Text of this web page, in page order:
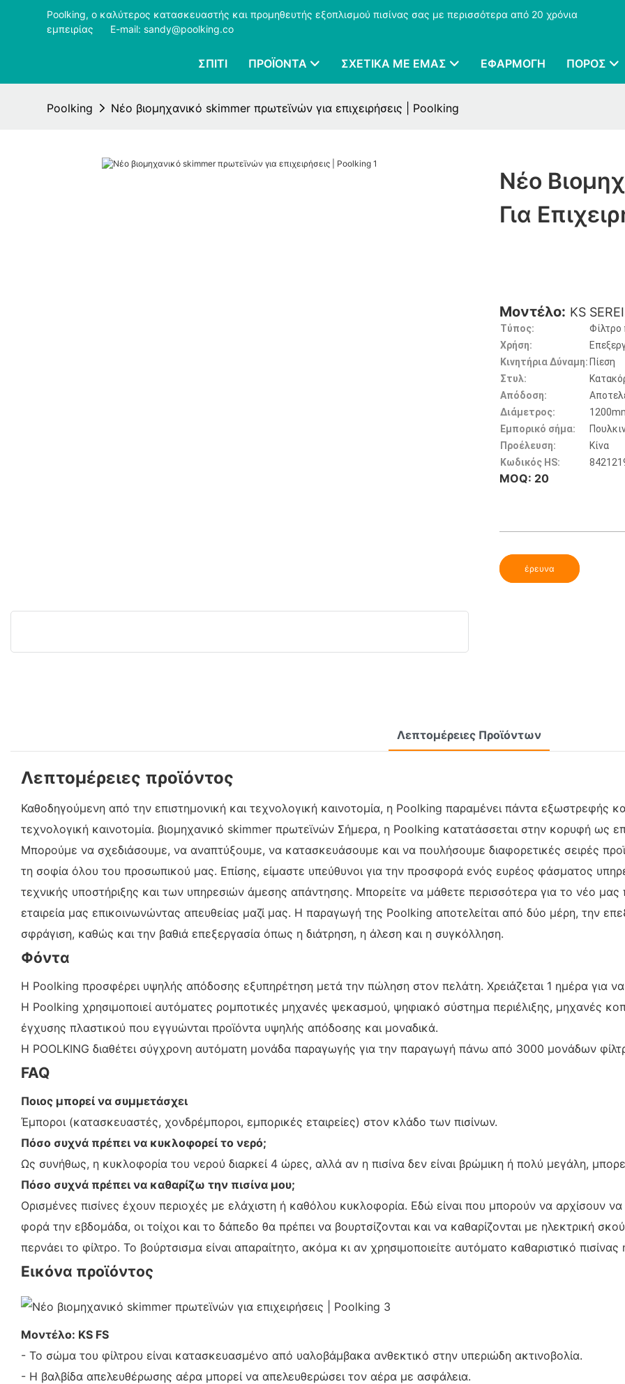
Poolking, ο καλύτερος κατασκευαστής και προμηθευτής εξοπλισμού πισίνας σας με περισσότερα από 20 χρόνια
εμπειρίας
E-mail: sandy@poolking.co
ΣΠΊΤΙ ΠΡΟΪΌΝΤΑ ΣΧΕΤΙΚΆ ΜΕ ΕΜΆΣ ΕΦΑΡΜΟΓΉ ΠΌΡΟΣ
Poolking Νέο βιομηχανικό skimmer πρωτεϊνών για επιχειρήσεις | Poolking
Νέο
Για
Μοντέλο: KS
Τύπος:
Φίλτρο
Χρήση:
Κινητήρια Δύναμη: Πίεση
Στυλ:
Απόδοση:
Διάμετρος:
Εμπορικό σήμα:
Προέλευση:
Κίνα
Κωδικός HS:
MOQ: 20
έρευνα
Λεπτομέρειες Προϊόντων
Λεπτομέρειες προϊόντος
Καθοδηγούμενη από την επιστημονική και τεχνολογική καινοτομία, η Poolking παραμένει πάντα εξωστρεφής
τεχνολογική καινοτομία. βιομηχανικό skimmer πρωτεϊνών Σήμερα, η Poolking κατατάσσεται στην κορυφή ως
Μπορούμε να σχεδιάσουμε, να αναπτύξουμε, να κατασκευάσουμε και να πουλήσουμε διαφορετικές σειρές
τη σοφία όλου του προσωπικού μας. Επίσης, είμαστε υπεύθυνοι για την προσφορά ενός ευρέος φάσματος
τεχνικής υποστήριξης και των υπηρεσιών άμεσης απάντησης. Μπορείτε να μάθετε περισσότερα για το νέο
εταιρεία μας επικοινωνώντας απευθείας μαζί μας. Η παραγωγή της Poolking αποτελείται από δύο μέρη, την
σφράγιση, καθώς και την βαθιά επεξεργασία όπως η διάτρηση, η άλεση και η συγκόλληση.
Φόντα
Η Poolking προσφέρει υψηλής απόδοσης εξυπηρέτηση μετά την πώληση στον πελάτη. Χρειάζεται 1 ημέρα για
Η Poolking χρησιμοποιεί αυτόματες ρομποτικές μηχανές ψεκασμού, ψηφιακό σύστημα περιέλιξης, μηχανές
έγχυσης πλαστικού που εγγυώνται προϊόντα υψηλής απόδοσης και μοναδικά.
Η POOLKING διαθέτει σύγχρονη αυτόματη μονάδα παραγωγής για την παραγωγή πάνω από 3000 μονάδων
FAQ
Ποιος μπορεί να συμμετάσχει
Έμποροι (κατασκευαστές, χονδρέμποροι, εμπορικές εταιρείες) στον κλάδο των πισίνων.
Πόσο συχνά πρέπει να κυκλοφορεί το νερό;
Ως συνήθως, η κυκλοφορία του νερού διαρκεί 4 ώρες, αλλά αν η πισίνα δεν είναι βρώμικη ή πολύ μεγάλη,
Πόσο συχνά πρέπει να καθαρίζω την πισίνα μου;
Ορισμένες πισίνες έχουν περιοχές με ελάχιστη ή καθόλου κυκλοφορία. Εδώ είναι που μπορούν να αρχίσουν
φορά την εβδομάδα, οι τοίχοι και το δάπεδο θα πρέπει να βουρτσίζονται και να καθαρίζονται με ηλεκτρική
περνάει το φίλτρο. Το βούρτσισμα είναι απαραίτητο, ακόμα κι αν χρησιμοποιείτε αυτόματο καθαριστικό πισίνας
Εικόνα προϊόντος
Μοντέλο: KS FS
- Το σώμα του φίλτρου είναι κατασκευασμένο από υαλοβάμβακα ανθεκτικό στην υπεριώδη ακτινοβολία.
- Η βαλβίδα απελευθέρωσης αέρα μπορεί να απελευθερώσει τον αέρα με ασφάλεια.